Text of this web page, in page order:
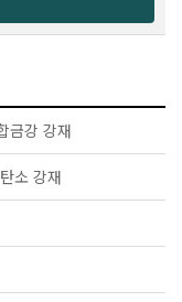
금강 강재
소 강재